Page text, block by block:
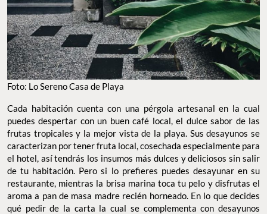
Foto: Lo Sereno Casa de Playa
Cada habitación cuenta con una pérgola artesanal en la cual
puedes despertar con un buen café local, el dulce sabor de las
frutas tropicales y la mejor vista de la playa. Sus desayunos se
caracterizan por tener fruta local, cosechada especialmente para
el hotel, así tendrás los insumos más dulces y deliciosos sin salir
de tu habitación. Pero si lo prefieres puedes desayunar en su
restaurante, mientras la brisa marina toca tu pelo y disfrutas el
aroma a pan de masa madre recién horneado. En lo que decides
qué pedir de la carta la cual se complementa con desayunos